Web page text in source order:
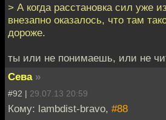
> А когда расстановка сил уже
внезапно оказалось, что там
дороже.
ты или не понимаешь, или не
Сева »
#92 | 29.07.13 20:59
Кому: lambdist-bravo, #88